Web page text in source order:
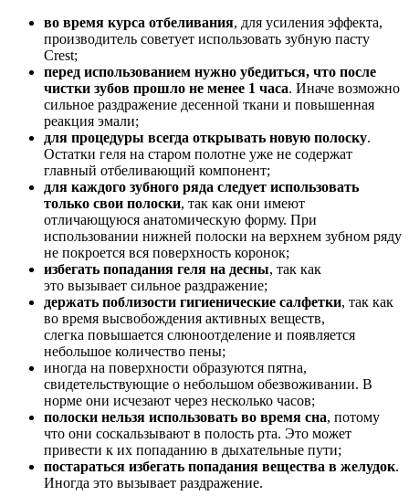
во время курса отбеливания, для усиления эффекта,
производитель советует использовать зубную пасту
Crest;
перед использованием нужно убедиться, что после
чистки зубов прошло не менее 1 часа. Иначе возможно
сильное раздражение десенной ткани и повышенная
реакция эмали;
для процедуры всегда открывать новую полоску.
Остатки геля на старом полотне уже не содержат
главный отбеливающий компонент;
для каждого зубного ряда следует использовать
только свои полоски, так как они имеют
отличающуюся анатомическую форму. При
использовании нижней полоски на верхнем зубном ряду
не покроется вся поверхность коронок;
избегать попадания геля на десны, так как
это вызывает сильное раздражение;
держать поблизости гигиенические салфетки, так как
во время высвобождения активных веществ,
слегка повышается слюноотделение и появляется
небольшое количество пены;
иногда на поверхности образуются пятна,
свидетельствующие о небольшом обезвоживании. В
норме они исчезают через несколько часов;
полоски нельзя использовать во время сна, потому
что они соскальзывают в полость рта. Это может
привести к их попаданию в дыхательные пути;
постараться избегать попадания вещества в желудок.
Иногда это вызывает раздражение.